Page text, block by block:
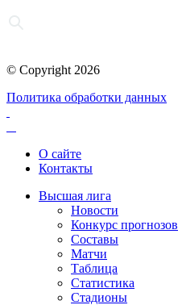
© Copyright 2026
Политика обработки данных
О сайте
Контакты
Высшая лига
Новости
Конкурс прогнозов
Составы
Матчи
Таблица
Статистика
Стадионы